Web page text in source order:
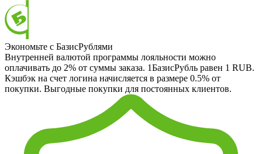
Экономьте с БазисРублями
Внутренней валютой программы лояльности можно
оплачивать до 2% от суммы заказа. 1БазисРубль равен 1 RUB.
Кэшбэк на счет логина начисляется в размере 0.5% от
покупки. Выгодные покупки для постоянных клиентов.